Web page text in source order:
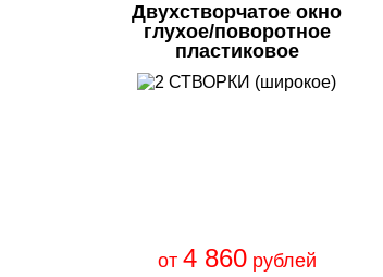
Двухстворчатое окно
глухое/поворотное
пластиковое
от 4 860рублей